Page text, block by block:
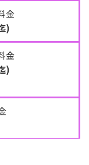
金
)
金
)